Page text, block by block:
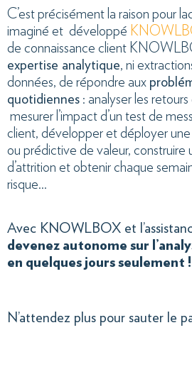
C’est précisément la raison pour
imaginé et développé
de connaissance client
expertise analytique, ni
données, de répondre aux
quotidiennes : analyser les
mesurer l’impact d’un test de
client, développer et déployer
ou prédictive de valeur, construire
d’attrition et obtenir chaque
risque…
Avec KNOWLBOX et
devenez autonome sur
en quelques jours seulement !
N’attendez plus pour sauter le